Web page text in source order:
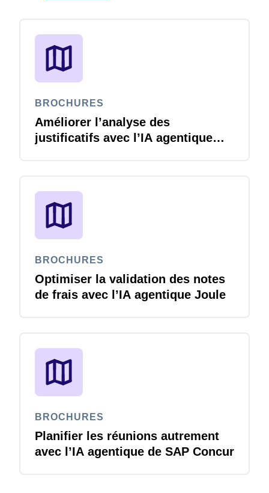
BROCHURES
Améliorer l’analyse des
justificatifs avec l’IA agentique
BROCHURES
Optimiser la validation des notes
de frais avec l’IA agentique Joule
BROCHURES
Planifier les réunions autrement
avec l’IA agentique de SAP Concur